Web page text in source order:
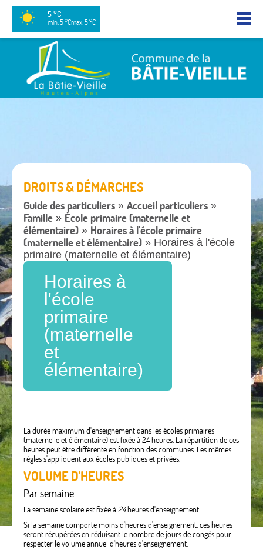
5 °C
min: 5 °Cmax: 5 °C
DROITS & DÉMARCHES
Guide des particuliers » Accueil particuliers »
Famille » École primaire (maternelle et
élémentaire) » Horaires à l'école primaire
(maternelle et élémentaire) » Horaires à l'école
primaire (maternelle et élémentaire)
Horaires à
l'école
primaire
(maternelle
et
élémentaire)
La durée maximum d'enseignement dans les écoles primaires
(maternelle et élémentaire) est fixée à 24 heures. La répartition de ces
heures peut être différente en fonction des communes. Les mêmes
règles s'appliquent aux écoles publiques et privées.
VOLUME D'HEURES
Par semaine
La semaine scolaire est fixée à24heures d'enseignement.
Si la semaine comporte moins d'heures d'enseignement, ces heures
seront récupérées en réduisant le nombre de jours de congés pour
respecter le volume annuel d'heures d'enseignement.